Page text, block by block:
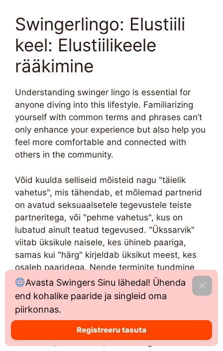
Swingerlingo: Elustiili
keel: Elustiilikeele
rääkimine
Understanding swinger lingo is essential for
anyone diving into this lifestyle. Familiarizing
yourself with common terms and phrases can’t
only enhance your experience but also help you
feel more comfortable and connected with
others in the community.
Võid kuulda selliseid mõisteid nagu "täielik
vahetus", mis tähendab, et mõlemad partnerid
on avatud seksuaalsetele tegevustele teiste
partneritega, või "pehme vahetus", kus on
lubatud ainult teatud tegevused. "Ükssarvik"
viitab üksikule naisele, kes ühineb paariga,
samas kui "härg" kirjeldab üksikut meest, kes
osaleb paaridega. Nende terminite tundmine
võib muuta vestlused sujuvamaks ja vähendada
võimalikku ebamugavust.
Don’t be surprised if you come across phrases
like “play date,” which refers to a sexual
encounter, or “hotwife,” describing a woman
Avasta Swingers Sinu lähedal! Ühenda
end kohalike paaride ja singleid oma
piirkonnas.
Registreeru tasuta